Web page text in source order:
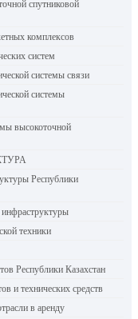
спутниковой
комплексов
систем
системы связи
системы
высокоточной
Республики
техники
Республики Казахстан
и технических средств
в аренду